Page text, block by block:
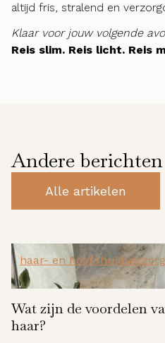
altijd fris, stralend en
Klaar voor jouw volgende
Reis slim. Reis licht. Reis
Andere berichten
Alle artikelen
haar- en
Wat zijn de voordelen
haar?